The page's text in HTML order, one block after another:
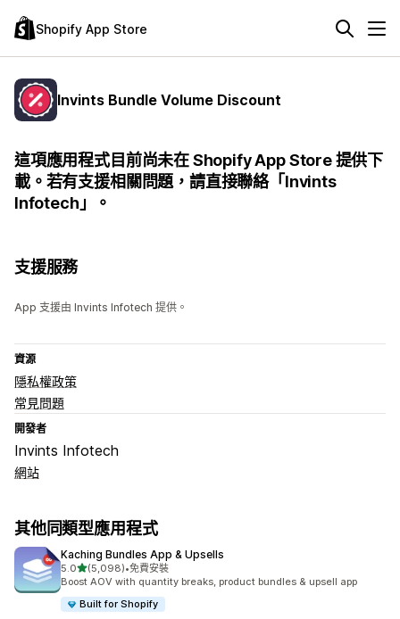
Shopify App Store
Invints Bundle Volume Discount
這項應用程式目前尚未在 Shopify App Store 提供下
載。若有支援相關問題，請直接聯絡「Invints
Infotech」。
支援服務
App 支援由 Invints Infotech 提供。
資源
隱私權政策
常見問題
開發者
Invints Infotech
網站
其他同類型應用程式
Kaching Bundles App & Upsells
5.0滿分 5 顆星
(5,098)
共有 5098 則評價
•免費安裝
Boost AOV with quantity breaks, product bundles & upsell app
Built for Shopify